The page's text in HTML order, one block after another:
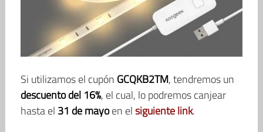
Si utilizamos el cupón GCQKB2TM, tendremos un
descuento del 16%, el cual, lo podremos canjear
hasta el 31 de mayoen elsiguiente link.